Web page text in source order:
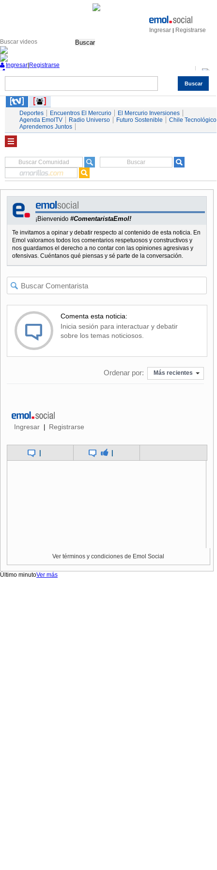
Ingresar | Registrarse
Buscar
Buscar
Ingresar Registrarse
Servicios
Deportes Encuentros El Mercurio
El Mercurio Inversiones
Agenda EmolTV
Radio Universo Futuro Sostenible
Chile Tecnológico
Aprendemos Juntos
¡Bienvenido #ComentaristaEmol!
Te invitamos a opinar y debatir respecto al contenido de esta noticia. En
Emol valoramos todos los comentarios respetuosos y constructivos y
nos guardamos el derecho a no contar con las opiniones agresivas y
ofensivas. Cuéntanos qué piensas y sé parte de la conversación.
Comenta esta noticia:
Inicia sesión para interactuar y debatir
sobre los temas noticiosos.
Ordenar por: Más recientes
Ingresar | Registrarse
| |
Ver términos y condiciones de Emol Social
Último minutoVer más